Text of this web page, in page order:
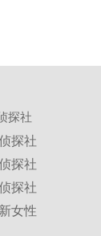
探社
探社
探社
探社
女性